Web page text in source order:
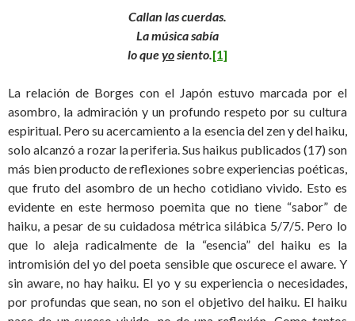
Callan las cuerdas.
La música sabía
lo queyosiento.[1]
La relación de Borges con el Japón estuvo marcada por el
asombro, la admiración y un profundo respeto por su cultura
espiritual. Pero su acercamiento a la esencia del zen y del haiku,
solo alcanzó a rozar la periferia. Sus haikus publicados (17) son
más bien producto de reflexiones sobre experiencias poéticas,
que fruto del asombro de un hecho cotidiano vivido. Esto es
evidente en este hermoso poemita que no tiene “sabor” de
haiku, a pesar de su cuidadosa métrica silábica 5/7/5. Pero lo
que lo aleja radicalmente de la “esencia” del haiku es la
intromisión del yo del poeta sensible que oscurece el aware. Y
sin aware, no hay haiku. El yo y su experiencia o necesidades,
por profundas que sean, no son el objetivo del haiku. El haiku